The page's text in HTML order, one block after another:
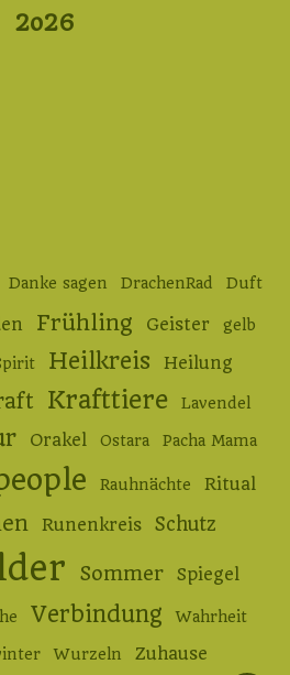
2o26
Danke sagen DrachenRad Duft
Frühling Geister gelb
Heilkreis
Heilung
Krafttiere Lavendel
Orakel Ostara Pacha Mama
Rauhnächte Ritual
Runenkreis Schutz
Sommer Spiegel
Verbindung Wahrheit
Wurzeln Zuhause